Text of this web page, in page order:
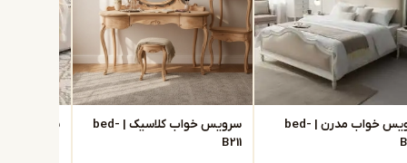
سرویس خواب مدرن | bed-
سرویس خواب کلاسیک | bed-
B211